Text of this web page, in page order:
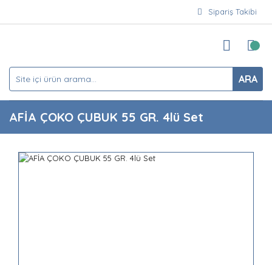
Sipariş Takibi
ARA
AFİA ÇOKO ÇUBUK 55 GR. 4lü Set